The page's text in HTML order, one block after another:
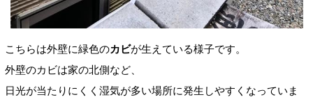
こちらは外壁に緑色のカビが生えている様子です。
外壁のカビは家の北側など、
日光が当たりにくく湿気が多い場所に発生しやすくなっていま